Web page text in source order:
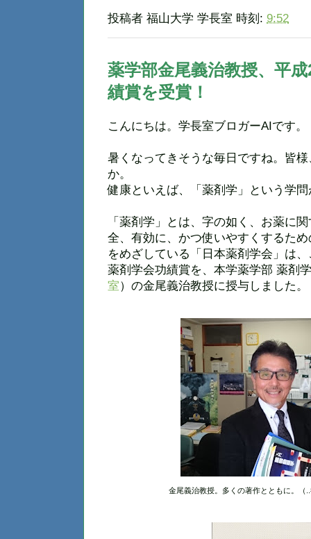
投稿者 福山大学 学長室 時刻: 9:52
薬学部金尾義治教授、平
績賞を受賞！
こんにちは。学長室ブロガーAIです。
暑くなってきそうな毎日ですね。皆
か。
健康といえば、「薬剤学」という学
「薬剤学」とは、字の如く、お薬に
全、有効に、かつ使いやすくするた
をめざしている「日本薬剤学会」は
薬剤学会功績賞を、本学薬学部 薬剤
室）の金尾義治教授に授与しました。
金尾義治教授。多くの著作とともに。（